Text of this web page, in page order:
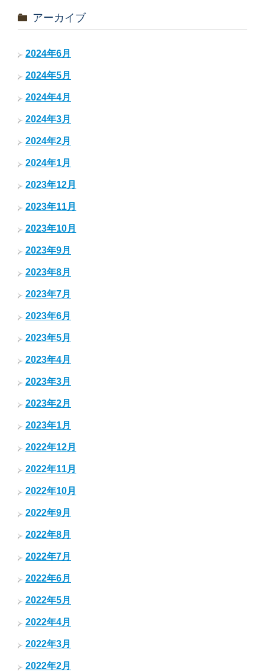
アーカイブ
2024年6月
2024年5月
2024年4月
2024年3月
2024年2月
2024年1月
2023年12月
2023年11月
2023年10月
2023年9月
2023年8月
2023年7月
2023年6月
2023年5月
2023年4月
2023年3月
2023年2月
2023年1月
2022年12月
2022年11月
2022年10月
2022年9月
2022年8月
2022年7月
2022年6月
2022年5月
2022年4月
2022年3月
2022年2月